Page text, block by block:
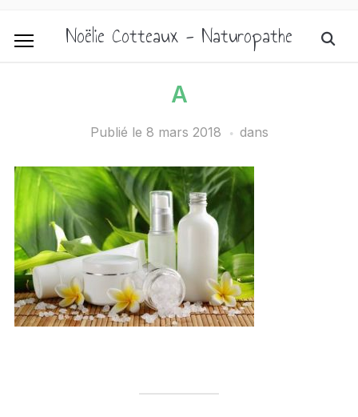
Noëlie Cotteaux - Naturopathe
A
Publié le 8 mars 2018 dans